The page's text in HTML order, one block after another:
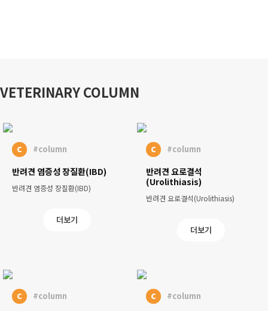
VETERINARY COLUMN
c #column
반려견 염증성 장질환(IBD)
반려견 염증성 장질환(IBD)
더보기
c #column
반려견 요로결석
(Urolithiasis)
반려견 요로결석(Urolithiasis)
더보기
c #column c #column